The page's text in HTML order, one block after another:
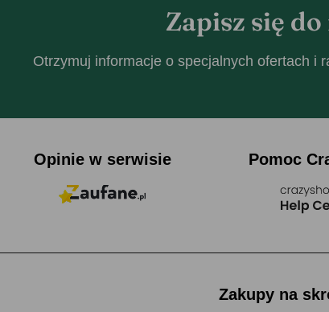
Zapisz się
Otrzymuj informacje o specjalnych ofertach i
Opinie w serwisie Pomoc
Zakupy na